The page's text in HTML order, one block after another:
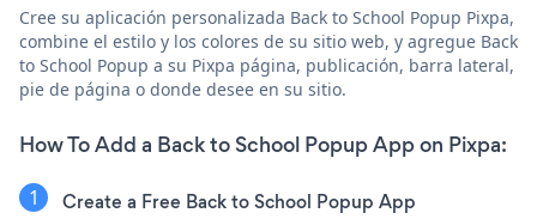
Cree su aplicación personalizada Back to School Popup Pixpa,
combine el estilo y los colores de su sitio web, y agregue Back
to School Popup a su Pixpa página, publicación, barra lateral,
pie de página o donde desee en su sitio.
How To Add a Back to School Popup App on Pixpa:
Create a Free Back to School Popup App